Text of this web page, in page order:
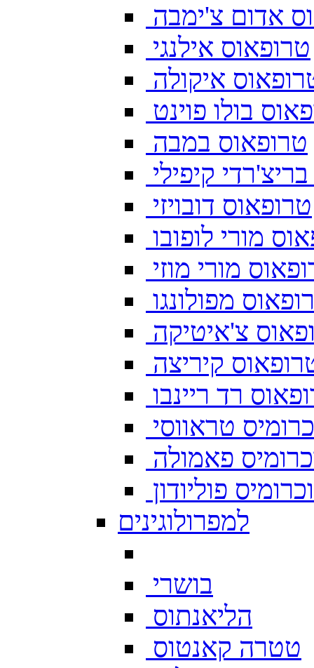
אדום צ'ימבה
טרופאוס אילנגי
איקולה
בולו פוינט
טרופאוס במבה
קיפילי
טרופאוס דובויזי
מורי לופובו
מורי מוזי
מפולונגו
צ'איטיקה
קיריצה
רד ריינבו
טראווסי
פאמולה
פוליודון
למפרולוגינים
בושרי
הליאנתוס
טטרה קאנטוס